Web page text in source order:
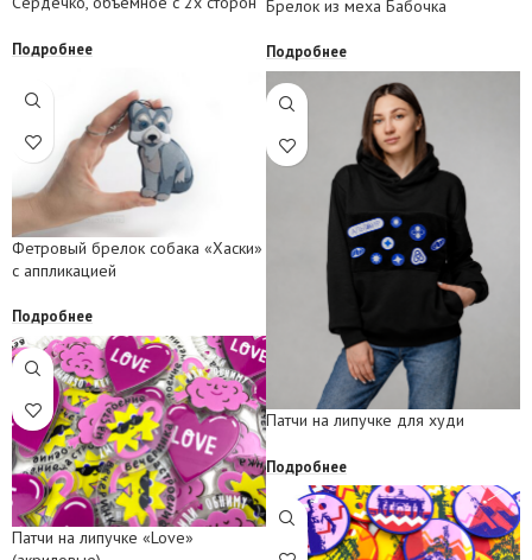
Подробнее
Брелок из меха Бабочка
Подробнее
Фетровый брелок собака «Хаски»
с аппликацией
Подробнее
Патчи на липучке для худи
Подробнее
Патчи на липучке «Love»